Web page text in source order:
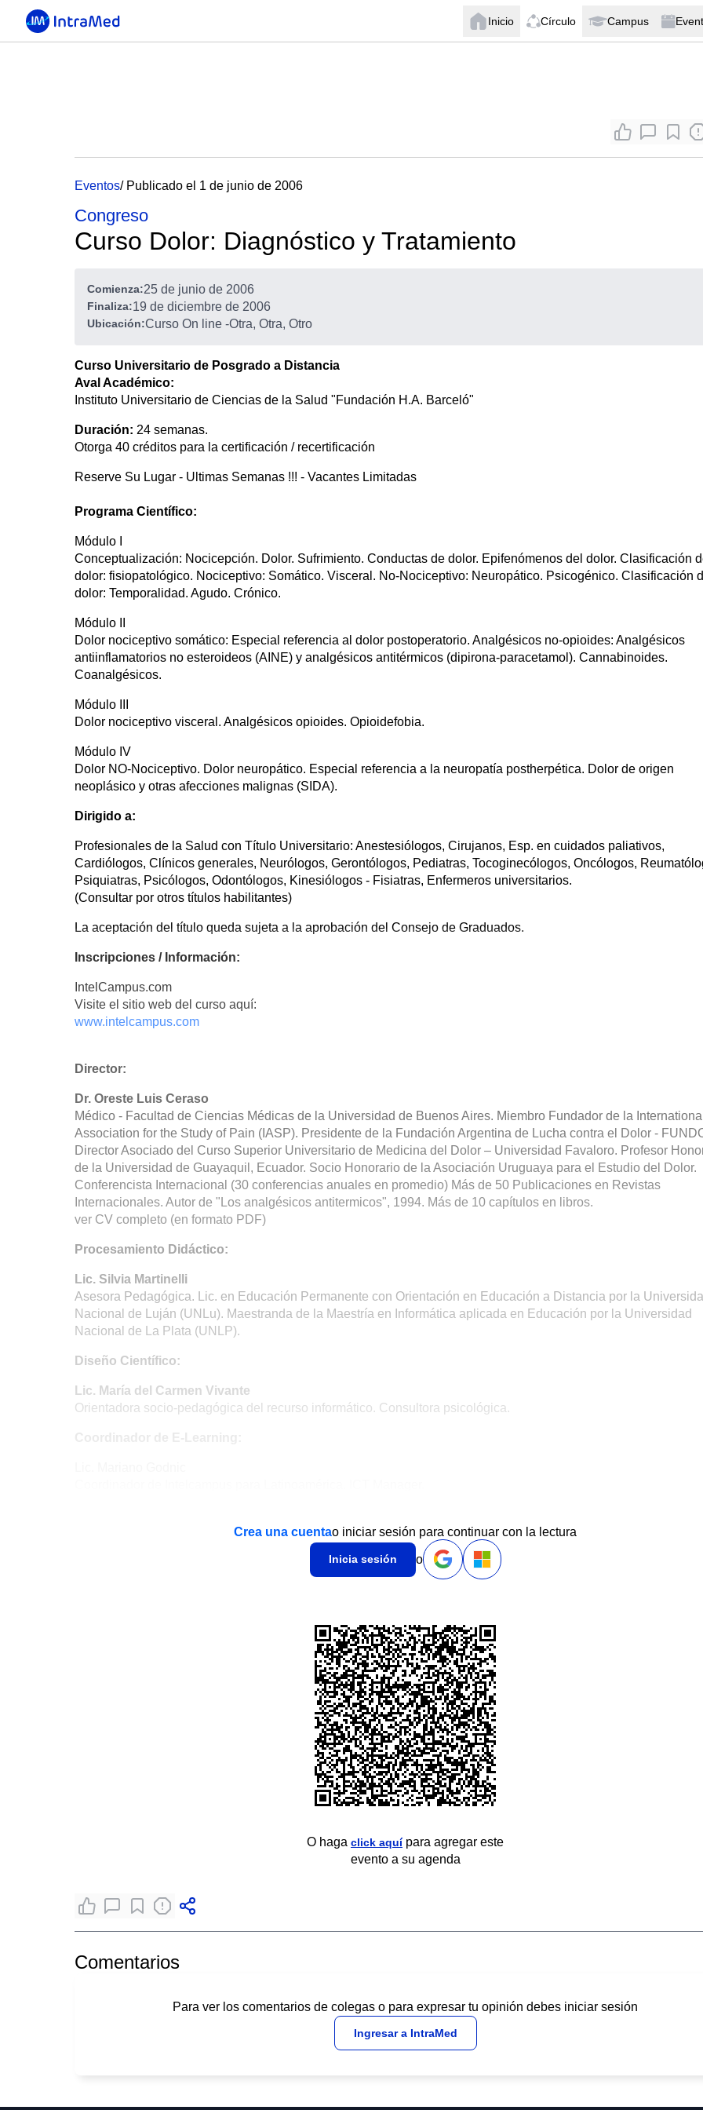
Inicio Círculo Campus
Eventos/ Publicado el 1 de junio de 2006
Congreso
Curso Dolor: Diagnóstico y Tratamiento
Comienza:25 de junio de 2006
Finaliza:19 de diciembre de 2006
Ubicación:Curso On line -Otra, Otra, Otro
Curso Universitario de Posgrado a Distancia
Aval Académico:
Instituto Universitario de Ciencias de la Salud "Fundación H.A. Barceló"
Duración: 24 semanas.
Otorga 40 créditos para la certificación / recertificación
Reserve Su Lugar - Ultimas Semanas !!! - Vacantes Limitadas
Programa Científico:
Módulo I
Conceptualización: Nocicepción. Dolor. Sufrimiento. Conductas de dolor. Epifenómenos del dolor. Clasificación
dolor: fisiopatológico. Nociceptivo: Somático. Visceral. No-Nociceptivo: Neuropático. Psicogénico. Clasificación
dolor: Temporalidad. Agudo. Crónico.
Módulo II
Dolor nociceptivo somático: Especial referencia al dolor postoperatorio. Analgésicos no-opioides: Analgésicos
antiinflamatorios no esteroideos (AINE) y analgésicos antitérmicos (dipirona-paracetamol). Cannabinoides.
Coanalgésicos.
Módulo III
Dolor nociceptivo visceral. Analgésicos opioides. Opioidefobia.
Módulo IV
Dolor NO-Nociceptivo. Dolor neuropático. Especial referencia a la neuropatía postherpética. Dolor de origen
neoplásico y otras afecciones malignas (SIDA).
Dirigido a:
Profesionales de la Salud con Título Universitario: Anestesiólogos, Cirujanos, Esp. en cuidados paliativos,
Cardiólogos, Clínicos generales, Neurólogos, Gerontólogos, Pediatras, Tocoginecólogos, Oncólogos,
Psiquiatras, Psicólogos, Odontólogos, Kinesiólogos - Fisiatras, Enfermeros universitarios.
(Consultar por otros títulos habilitantes)
La aceptación del título queda sujeta a la aprobación del Consejo de Graduados.
Inscripciones / Información:
IntelCampus.com
Visite el sitio web del curso aquí:
www.intelcampus.com
Director:
Dr. Oreste Luis Ceraso
Médico - Facultad de Ciencias Médicas de la Universidad de Buenos Aires. Miembro Fundador de la
Association for the Study of Pain (IASP). Presidente de la Fundación Argentina de Lucha contra el Dolor -
Director Asociado del Curso Superior Universitario de Medicina del Dolor – Universidad Favaloro. Profesor
de la Universidad de Guayaquil, Ecuador. Socio Honorario de la Asociación Uruguaya para el Estudio del Dolor.
Conferencista Internacional (30 conferencias anuales en promedio) Más de 50 Publicaciones en Revistas
Internacionales. Autor de "Los analgésicos antitermicos", 1994. Más de 10 capítulos en libros.
ver CV completo (en formato PDF)
Procesamiento Didáctico:
Lic. Silvia Martinelli
Asesora Pedagógica. Lic. en Educación Permanente con Orientación en Educación a Distancia por la
Nacional de Luján (UNLu). Maestranda de la Maestría en Informática aplicada en Educación por la Universidad
Nacional de La Plata (UNLP).
Diseño Científico:
Lic. María del Carmen Vivante
Orientadora socio-pedagógica del recurso informático. Consultora psicológica.
Crea una cuentao iniciar sesión para continuar con la lectura
Inicia sesión o
O haga click aquípara agregar este
evento a su agenda
Comentarios
Para ver los comentarios de colegas o para expresar tu opinión debes iniciar sesión
Ingresar a IntraMed